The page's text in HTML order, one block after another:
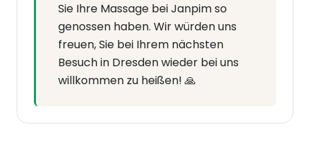
Sie Ihre Massage bei Janpim so
genossen haben. Wir würden uns
freuen, Sie bei Ihrem nächsten
Besuch in Dresden wieder bei uns
willkommen zu heißen! 🙏